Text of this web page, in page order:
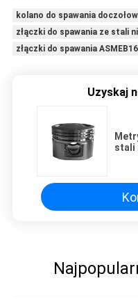
kolano do spawania
złączki do spawania ze stali
złączki do spawania
Uzyskaj
stali